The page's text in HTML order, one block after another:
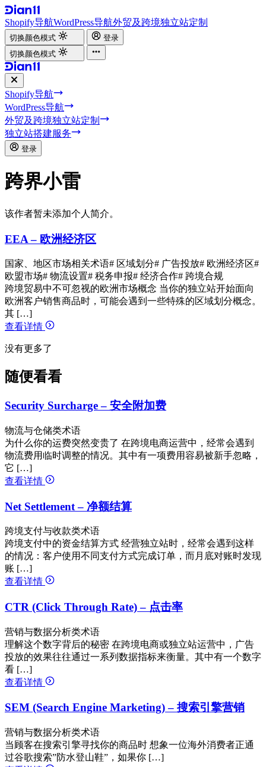
Shopify导航WordPress导航外贸及跨境独立站定制
切换颜色模式
登录
切换颜色模式
Shopify导航
WordPress导航
外贸及跨境独立站定制
独立站搭建服务
登录
跨界小雷
该作者暂未添加个人简介。
EEA – 欧洲经济区
国家、地区市场相关术语# 区域划分# 广告投放# 欧洲经济区#
欧盟市场# 物流设置# 税务申报# 经济合作# 跨境合规
跨境贸易中不可忽视的欧洲市场概念 当你的独立站开始面向
欧洲客户销售商品时，可能会遇到一些特殊的区域划分概念。
其 […]
查看详情
没有更多了
随便看看
Security Surcharge – 安全附加费
物流与仓储类术语
为什么你的运费突然变贵了 在跨境电商运营中，经常会遇到
物流费用临时调整的情况。其中有一项费用容易被新手忽略，
它 […]
查看详情
Net Settlement – 净额结算
跨境支付与收款类术语
跨境支付中的资金结算方式 经营独立站时，经常会遇到这样
的情况：客户使用不同支付方式完成订单，而月底对账时发现
账 […]
查看详情
CTR (Click Through Rate) – 点击率
营销与数据分析类术语
理解这个数字背后的秘密 在跨境电商或独立站运营中，广告
投放的效果往往通过一系列数据指标来衡量。其中有一个数字
看 […]
查看详情
SEM (Search Engine Marketing) – 搜索引擎营销
营销与数据分析类术语
当顾客在搜索引擎寻找你的商品时 想象一位海外消费者正通
过谷歌搜索”防水登山鞋”，如果你 […]